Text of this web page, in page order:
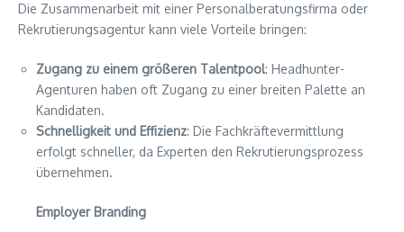
Die Zusammenarbeit mit einer Personalberatungsfirma oder
Rekrutierungsagentur kann viele Vorteile bringen:
Zugang zu einem größeren Talentpool: Headhunter-
Agenturen haben oft Zugang zu einer breiten Palette an
Kandidaten.
Schnelligkeit und Effizienz: Die Fachkräftevermittlung
erfolgt schneller, da Experten den Rekrutierungsprozess
übernehmen.
Employer Branding